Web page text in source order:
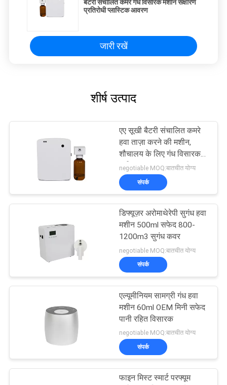
बैटरी संचालित कमरे गंध विसारक मशीन संक्षारण
प्रतिरोधी प्लास्टिक आवरण
जारी रखें
शीर्ष उत्पाद
एए सूखी बैटरी संचालित कमरे
हवा ताज़ा करने की मशीन,
शौचालय के लिए गंध विसारक
मशीन
negotiable MOQ:बातचीत योग्य
संपर्क
डिफ्यूज़र अरोमाथेरेपी सुगंध हवा
मशीन 500ml सफेद 800-
1200m3 सुगंध कवर
negotiable MOQ:बातचीत योग्य
संपर्क
एल्यूमीनियम सामग्री गंध हवा
मशीन 60ml OEM मिनी सफेद
पानी रहित विसारक
negotiable MOQ:बातचीत योग्य
संपर्क
फाइन मिस्ट स्मार्ट परफ्यूम